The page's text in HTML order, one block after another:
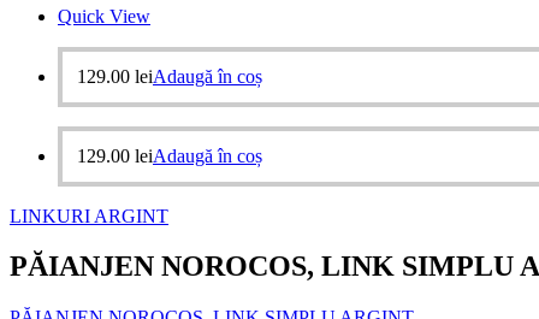
Quick View
129.00 leiAdaugă în coș
129.00 leiAdaugă în coș
LINKURI ARGINT
PĂIANJEN NOROCOS, LINK SIMPLU